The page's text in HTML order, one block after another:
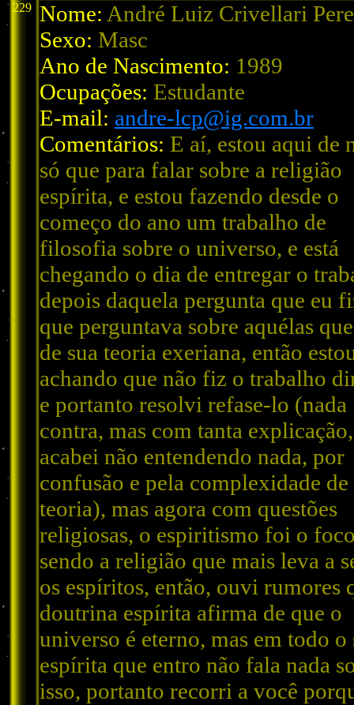
229 Nome: André Luiz Crivellari
Sexo: Masc
Ano de Nascimento: 1989
Ocupações: Estudante
E-mail: andre-lcp@ig.com.br
Comentários: E aí, estou aqui de
só que para falar sobre a religião
espírita, e estou fazendo desde o
começo do ano um trabalho de
filosofia sobre o universo, e está
chegando o dia de entregar o
depois daquela pergunta que eu
que perguntava sobre aquélas
de sua teoria exeriana, então
achando que não fiz o trabalho
e portanto resolvi refase-lo (nada
contra, mas com tanta explicação,
acabei não entendendo nada, por
confusão e pela complexidade de
teoria), mas agora com questões
religiosas, o espiritismo foi o
sendo a religião que mais leva a
os espíritos, então, ouvi rumores
doutrina espírita afirma de que o
universo é eterno, mas em todo o
espírita que entro não fala nada
isso, portanto recorri a você